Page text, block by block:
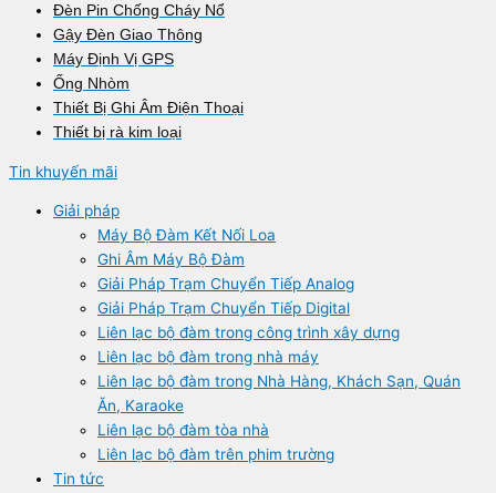
Đèn Pin Chống Cháy Nổ
Gậy Đèn Giao Thông
Máy Định Vị GPS
Ống Nhòm
Thiết Bị Ghi Âm Điện Thoại
Thiết bị rà kim loại
Tin khuyến mãi
Giải pháp
Máy Bộ Đàm Kết Nối Loa
Ghi Âm Máy Bộ Đàm
Giải Pháp Trạm Chuyển Tiếp Analog
Giải Pháp Trạm Chuyển Tiếp Digital
Liên lạc bộ đàm trong công trình xây dựng
Liên lạc bộ đàm trong nhà máy
Liên lạc bộ đàm trong Nhà Hàng, Khách Sạn, Quán
Ăn, Karaoke
Liên lạc bộ đàm tòa nhà
Liên lạc bộ đàm trên phim trường
Tin tức